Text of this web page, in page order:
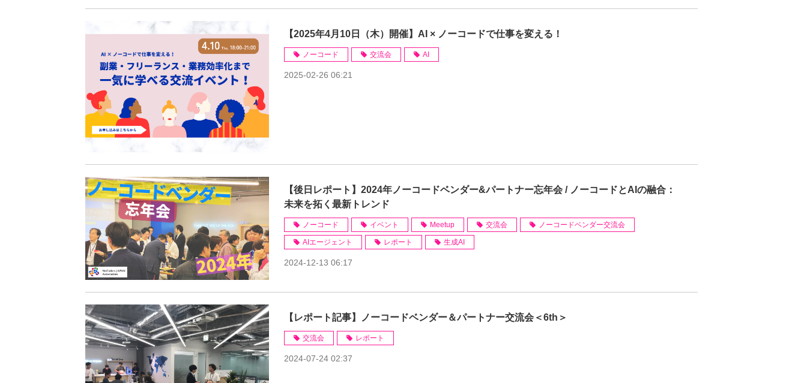
【2025年4月10日（木）開催】AI × ノーコードで仕事を変える！
ノーコード 交流会 AI
2025-02-26 06:21
【後日レポート】2024年ノーコードベンダー&パートナー忘年会 / ノーコードとAIの融合：
未来を拓く最新トレンド
ノーコード イベント Meetup 交流会 ノーコードベンダー交流会
AIエージェント レポート 生成AI
2024-12-13 06:17
【レポート記事】ノーコードベンダー＆パートナー交流会＜6th＞
交流会 レポート
2024-07-24 02:37